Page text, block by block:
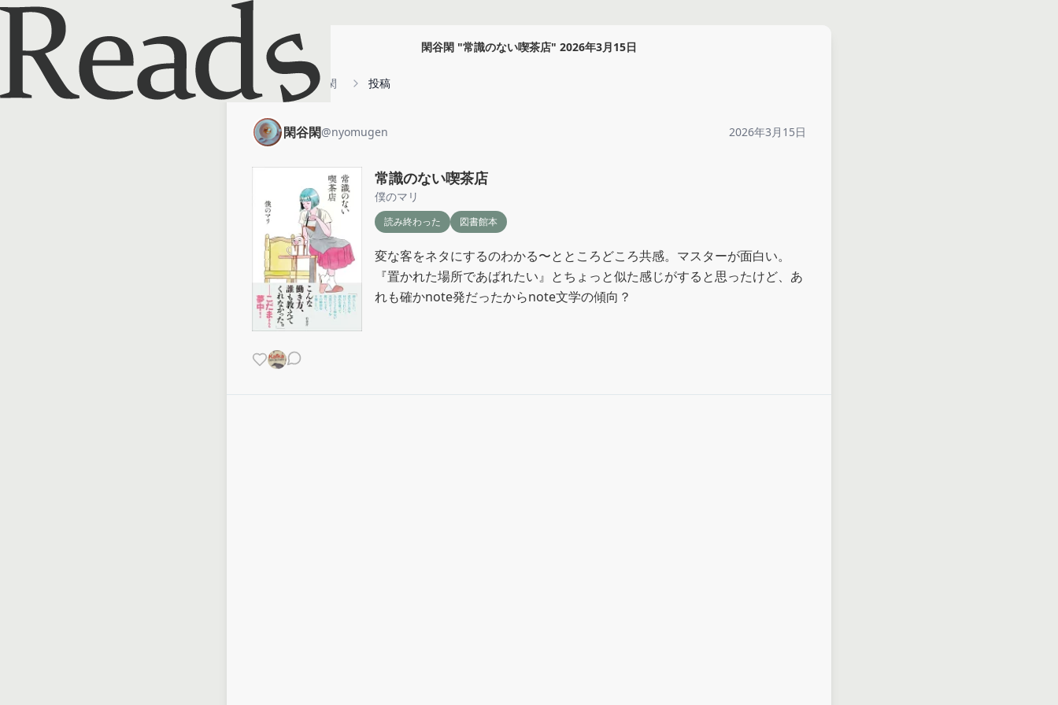
閑谷閑 "常識のない喫茶店" 2026年3月15日
閑谷閑 投稿
閑谷閑@nyomugen 2026年3月15日
常識のない喫茶店
僕のマリ
読み終わった 図書館本
変な客をネタにするのわかる〜とところどころ共感。マスターが面白い。
『置かれた場所であばれたい』とちょっと似た感じがすると思ったけど、あ
れも確かnote発だったからnote文学の傾向？